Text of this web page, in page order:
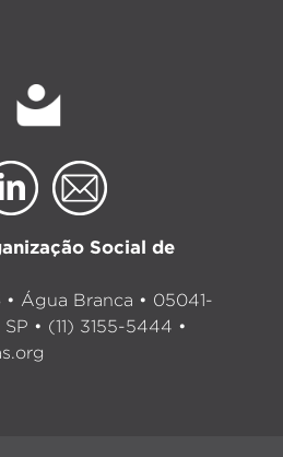
Social de
• Água Branca • 05041-
• (11) 3155-5444 •